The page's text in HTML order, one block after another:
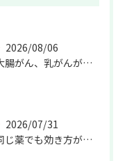
2026/08/06
大腸がん、乳がんが増えた理由
2026/07/31
同じ薬でも効き方が違う？